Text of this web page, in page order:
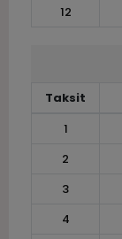
12
Taksit
1
2
3
4